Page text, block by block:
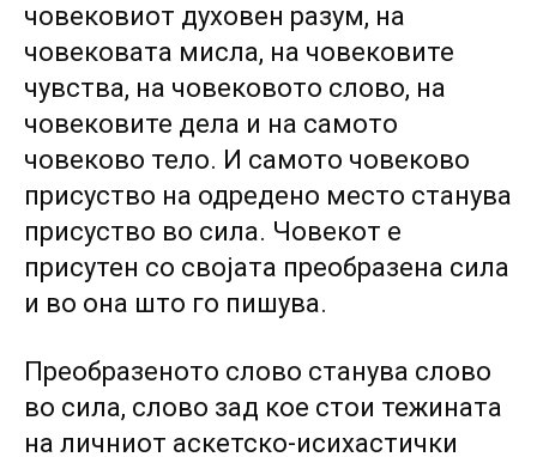
човековиот духовен разум, на
човековата мисла, на човековите
чувства, на човековото слово, на
човековите дела и на самото
човеково тело. И самото човеково
присуство на одредено место станува
присуство во сила. Човекот е
присутен со својата преобразена сила
и во она што го пишува.
Преобразеното слово станува слово
во сила, слово зад кое стои тежината
на личниот аскетско-исихастички